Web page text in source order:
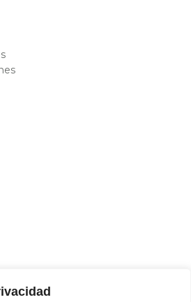
12, 46717 - La Font d’En Carròs